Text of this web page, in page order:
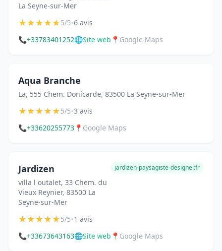
La Seyne-sur-Mer
★★★★★5/5•6 avis
📞+33783401252🌐Site web 📍 Google Maps
Aqua Branche
La, 555 Chem. Donicarde, 83500 La Seyne-sur-Mer
★★★★★5/5•3 avis
📞+33620255773 📍 Google Maps
Jardizen
villa l outalet, 33 Chem. du
Vieux Reynier, 83500 La
Seyne-sur-Mer
jardizen-paysagiste-designer.fr
★★★★★5/5•1 avis
📞+33673643163🌐Site web 📍 Google Maps